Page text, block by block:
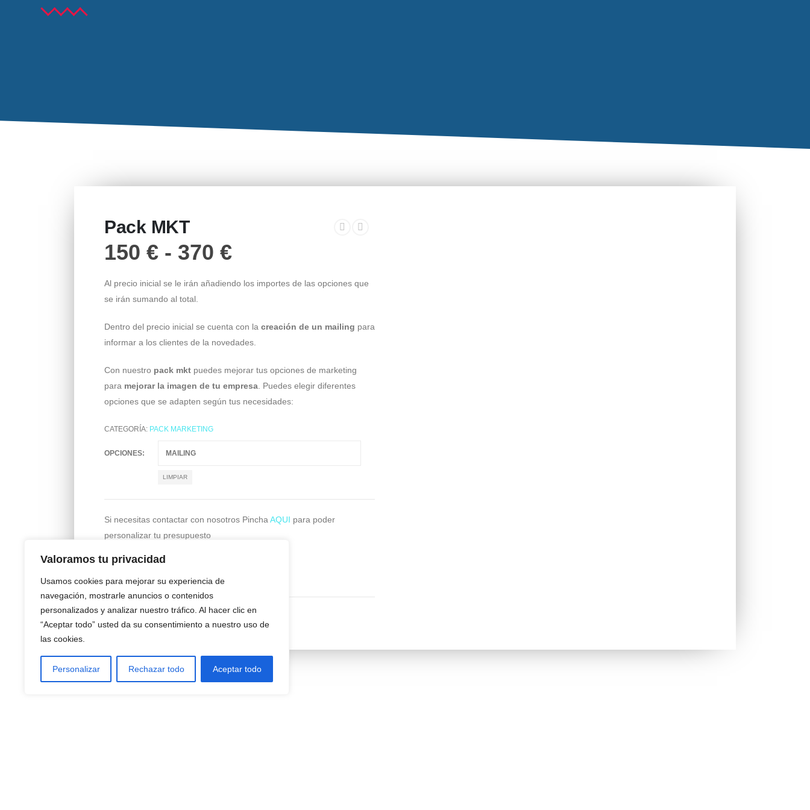
Valoramos tu privacidad
Usamos cookies para mejorar su experiencia de
navegación, mostrarle anuncios o contenidos
personalizados y analizar nuestro tráfico. Al hacer clic en
“Aceptar todo” usted da su consentimiento a nuestro uso de
las cookies.
Personalizar Rechazar todo Aceptar todo
Pack MKT
150 € - 370 €
Al precio inicial se le irán añadiendo los importes de las opciones que
se irán sumando al total.
Dentro del precio inicial se cuenta con la creación de un mailing para
informar a los clientes de la novedades.
Con nuestro pack mkt puedes mejorar tus opciones de marketing
para mejorar la imagen de tu empresa. Puedes elegir diferentes
opciones que se adapten según tus necesidades:
CATEGORÍA: PACK MARKETING
OPCIONES
LIMPIAR
Si necesitas contactar con nosotros PinchaAQUI para poder
personalizar tu presupuesto